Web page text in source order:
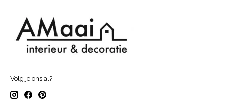
Volg je ons al?